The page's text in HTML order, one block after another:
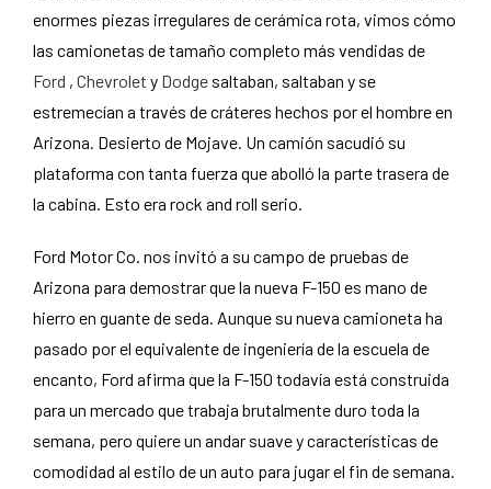
enormes piezas irregulares de cerámica rota, vimos cómo
las camionetas de tamaño completo más vendidas de
Ford , Chevrolet y Dodge saltaban, saltaban y se
estremecían a través de cráteres hechos por el hombre en
Arizona. Desierto de Mojave. Un camión sacudió su
plataforma con tanta fuerza que abolló la parte trasera de
la cabina. Esto era rock and roll serio.
Ford Motor Co. nos invitó a su campo de pruebas de
Arizona para demostrar que la nueva F-150 es mano de
hierro en guante de seda. Aunque su nueva camioneta ha
pasado por el equivalente de ingeniería de la escuela de
encanto, Ford afirma que la F-150 todavía está construida
para un mercado que trabaja brutalmente duro toda la
semana, pero quiere un andar suave y características de
comodidad al estilo de un auto para jugar el fin de semana.